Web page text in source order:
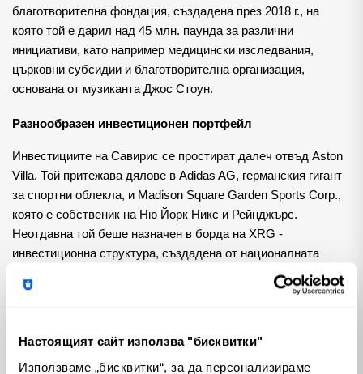
Настоящият сайт използва "бисквитки"
Използваме „бисквитки“, за да персонализираме
благотворителна фондация, създадена през 2018 г., на
която той е дарил над 45 млн. паунда за различни
инициативи, като например медицински изследвания,
църковни субсидии и благотворителна организация,
основана от музиканта Джос Стоун.
Разнообразен инвестиционен портфейл
Инвестициите на Савирис се простират далеч отвъд Aston
Villa. Той притежава дялове в Adidas AG, германския гигант
за спортни облекла, и Madison Square Garden Sports Corp.,
която е собственик на Ню Йорк Никс и Рейнджърс.
Неотдавна той беше назначен в борда на XRG -
инвестиционна структура, създадена от националната
петролна компания на Абу Даби Adnoc, която се фокусира
върху глобални енергийни активи.
страна на милиардера подчертава променящия се пейзаж
за хората с големи материални активи, тъй като данъчната